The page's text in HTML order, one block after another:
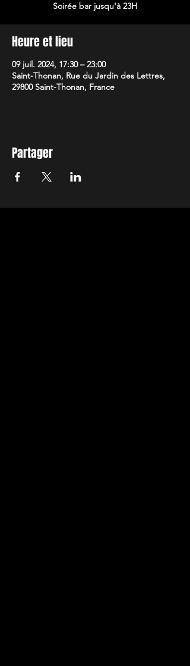
Soirée bar jusqu'à 23H
Heure et lieu
09 juil. 2024, 17:30 – 23:00
Saint-Thonan, Rue du Jardin des Lettres,
29800 Saint-Thonan, France
Partager